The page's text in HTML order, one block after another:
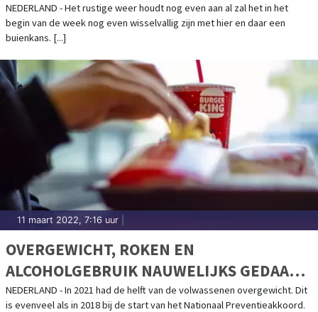
NEDERLAND - Het rustige weer houdt nog even aan al zal het in het
begin van de week nog even wisselvallig zijn met hier en daar een
buienkans. [...]
11 maart 2022, 7:16 uur
OVERGEWICHT, ROKEN EN
ALCOHOLGEBRUIK NAUWELIJKS GEDAALD
SINDS 2018
NEDERLAND - In 2021 had de helft van de volwassenen overgewicht. Dit
is evenveel als in 2018 bij de start van het Nationaal Preventieakkoord.